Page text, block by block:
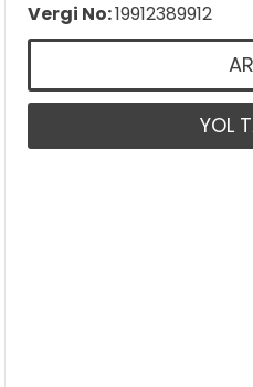
Vergi No:19912389912
YOL